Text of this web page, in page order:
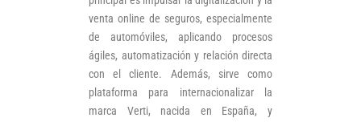
venta online de seguros, especialmente
de automóviles, aplicando procesos
ágiles, automatización y relación directa
con el cliente. Además, sirve como
plataforma para internacionalizar la
marca Verti, nacida en España, y